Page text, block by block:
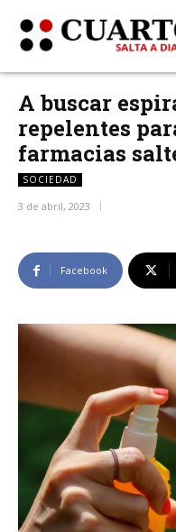
A buscar
repelentes
farmacias
SOCIEDAD
3 de abril, 2023
Facebook